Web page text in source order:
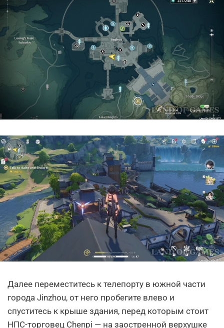
Далее переместитесь к телепорту в южной части
города Jinzhou, от него пробегите влево и
спуститесь к крыше здания, перед которым стоит
НПС-торговец Chenpi — на заостренной верхушке